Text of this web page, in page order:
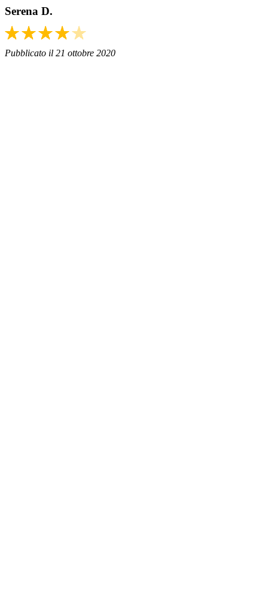
Serena D.
Pubblicato il 21 ottobre 2020